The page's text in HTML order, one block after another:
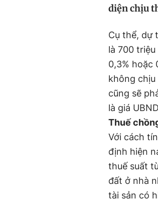
diện chịu
Cụ thể, dự
là 700
0,3% hoặc
không
cũng sẽ
là giá
Thuế
Với cách
định hiện
thuế suất
đất ở nhà
tài sản có